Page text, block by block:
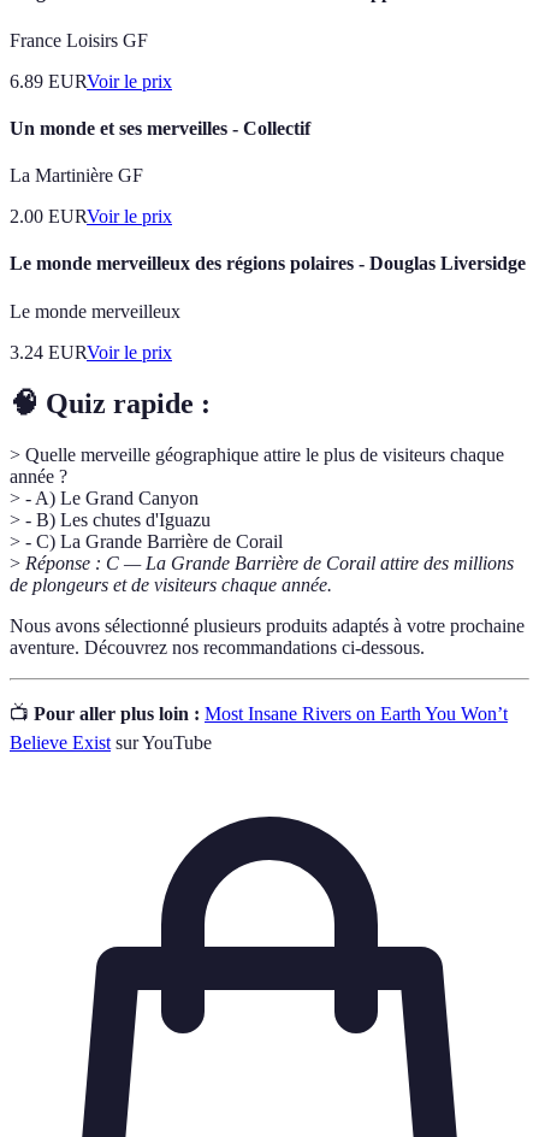
France Loisirs GF
6.89 EURVoir le prix
Un monde et ses merveilles - Collectif
La Martinière GF
2.00 EURVoir le prix
Le monde merveilleux des régions polaires - Douglas Liversidge
Le monde merveilleux
3.24 EURVoir le prix
🧠 Quiz rapide :
> Quelle merveille géographique attire le plus de visiteurs chaque
année ?
> - A) Le Grand Canyon
> - B) Les chutes d'Iguazu
> - C) La Grande Barrière de Corail
> Réponse : C — La Grande Barrière de Corail attire des millions
de plongeurs et de visiteurs chaque année.
Nous avons sélectionné plusieurs produits adaptés à votre prochaine
aventure. Découvrez nos recommandations ci-dessous.
📺 Pour aller plus loin : Most Insane Rivers on Earth You Won’t
Believe Exist sur YouTube